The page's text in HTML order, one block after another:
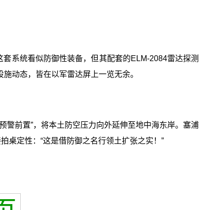
系统看似防御性装备，但其配套的ELM-2084雷达探测
动态，皆在以军雷达屏上一览无余。
警前置”，将本土防空压力向外延伸至地中海东岸。塞浦
桌定性：“这是借防御之名行领土扩张之实！”